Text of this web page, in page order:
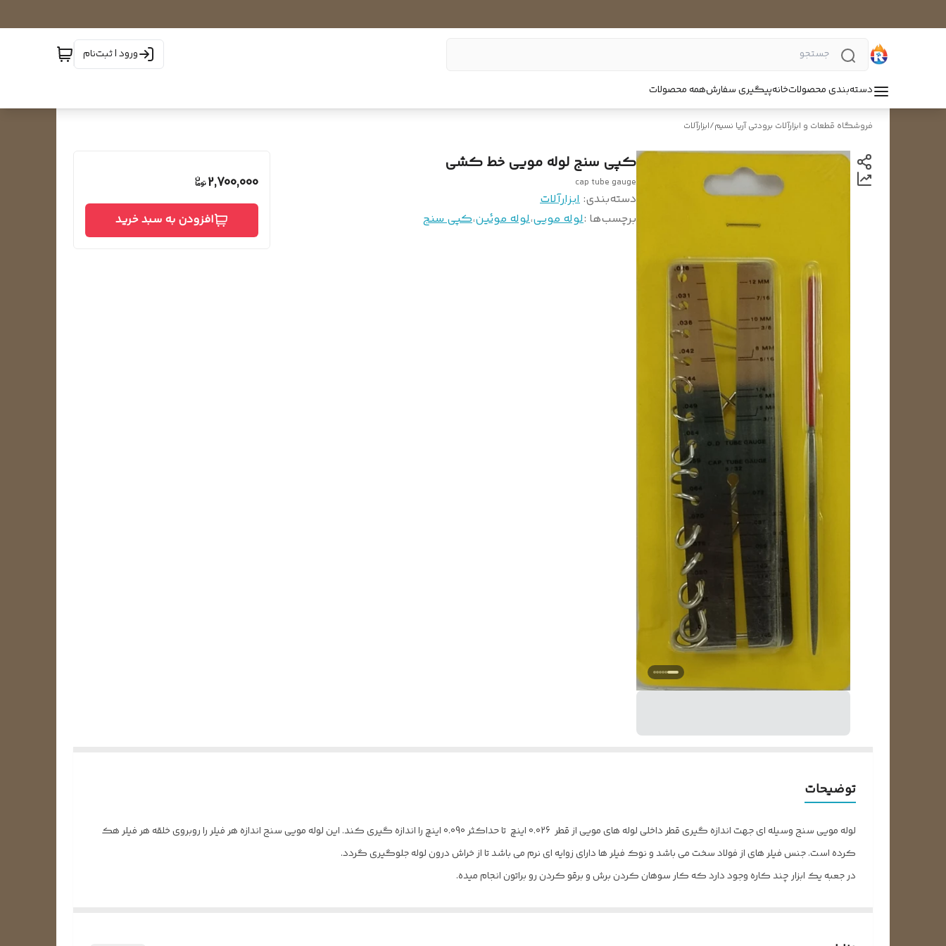
ورود | ثبت‌نام
دسته‌بندی محصولاتخانهپیگیری سفارشهمه محصولات
فروشگاه قطعات و ابزارآلات برودتی آریا نسیم/ابزارآلات
کپی سنج لوله مویی خط کشی
cap tube gauge
دسته‌بندی: ابزارآلات
برچسب‌ها :لوله مویی،لوله موئین،کپی سنج
2,700,000
افزودن به سبد خرید
توضیحات
لوله مویی سنج وسیله ای جهت اندازه گیری قطر داخلی لوله های مویی از قطر 0.026 اینچ تا حداکثر 0.090 اینچ را اندازه گیری کند. این لوله مویی سنج اندازه هر فیلر را روبروی خلقه هر فیلر هک
کرده است. جنس فیلر های از فولاد سخت می باشد و نوک فیلر ها دارای زوایه ای نرم می باشد تا از خراش درون لوله جلوگیری گردد.
در جعبه یک ابزار چند کاره وجود دارد که کار سوهان کردن برش و برقو کردن رو براتون انجام میده.